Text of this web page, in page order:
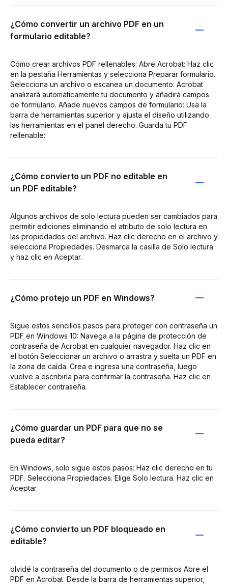
¿Cómo convertir un archivo PDF en un
formulario editable?
Cómo crear archivos PDF rellenables: Abre Acrobat: Haz clic
en la pestaña Herramientas y selecciona Preparar formulario.
Selecciona un archivo o escanea un documento: Acrobat
analizará automáticamente tu documento y añadirá campos
de formulario. Añade nuevos campos de formulario: Usa la
barra de herramientas superior y ajusta el diseño utilizando
las herramientas en el panel derecho. Guarda tu PDF
rellenable:
¿Cómo convierto un PDF no editable en
un PDF editable?
Algunos archivos de solo lectura pueden ser cambiados para
permitir ediciones eliminando el atributo de solo lectura en
las propiedades del archivo. Haz clic derecho en el archivo y
selecciona Propiedades. Desmarca la casilla de Solo lectura
y haz clic en Aceptar.
¿Cómo protejo un PDF en Windows?
Sigue estos sencillos pasos para proteger con contraseña un
PDF en Windows 10: Navega a la página de protección de
contraseña de Acrobat en cualquier navegador. Haz clic en
el botón Seleccionar un archivo o arrastra y suelta un PDF en
la zona de caída. Crea e ingresa una contraseña, luego
vuelve a escribirla para confirmar la contraseña. Haz clic en
Establecer contraseña.
¿Cómo guardar un PDF para que no se
pueda editar?
En Windows, solo sigue estos pasos: Haz clic derecho en tu
PDF. Selecciona Propiedades. Elige Solo lectura. Haz clic en
Aceptar.
¿Cómo convierto un PDF bloqueado en
editable?
olvidé la contraseña del documento o de permisos Abre el
PDF en Acrobat. Desde la barra de herramientas superior,